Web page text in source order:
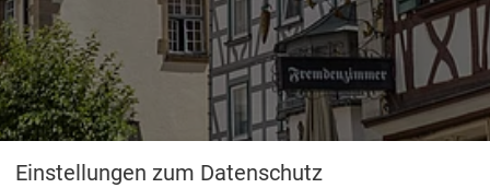
Einstellungen zum Datenschutz